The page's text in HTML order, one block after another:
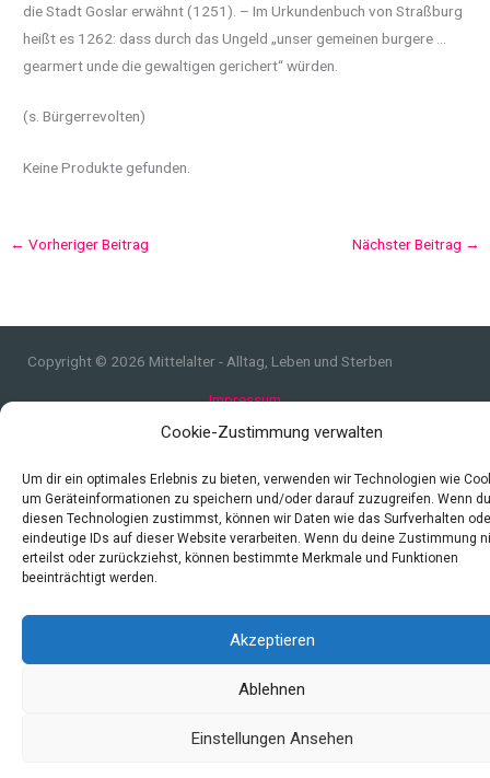
Cookie-Zustimmung verwalten
Um dir ein optimales Erlebnis zu bieten, verwenden wir Technologien wie
um Geräteinformationen zu speichern und/oder darauf zuzugreifen. Wenn du
diesen Technologien zustimmst, können wir Daten wie das Surfverhalten
eindeutige IDs auf dieser Website verarbeiten. Wenn du deine Zustimmung
erteilst oder zurückziehst, können bestimmte Merkmale und Funktionen
beeinträchtigt werden.
Akzeptieren
Ablehnen
Einstellungen Ansehen
die Stadt Goslar erwähnt (1251). – Im Urkundenbuch von Straßburg
heißt es 1262: dass durch das Ungeld „unser gemeinen burgere …
gearmert unde die gewaltigen gerichert“ würden.
(s. Bürgerrevolten)
Keine Produkte gefunden.
← Vorheriger Beitrag Nächster Beitrag →
Copyright © 2026 Mittelalter - Alltag, Leben und Sterben
Impressum
Datenschutzerklärung und Cookie-Richtlinie
Index